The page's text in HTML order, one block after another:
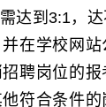
达到3:1，
在学校网站
聘岗位的
符合条件